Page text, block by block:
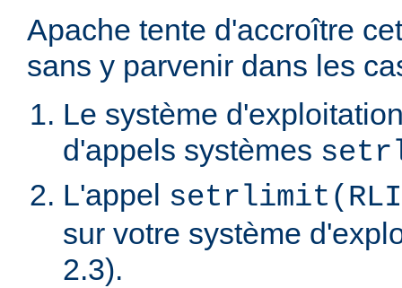
Apache tente d'accroître
sans y parvenir dans les
Le système
d'appels systèmes
L'appel
sur votre système
2.3).